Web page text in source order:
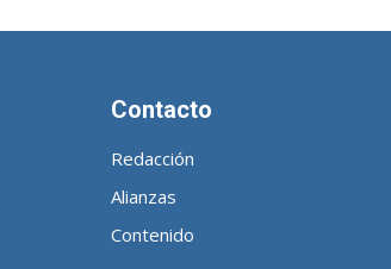
Contacto
Redacción
Alianzas
Contenido